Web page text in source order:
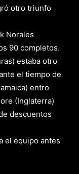
otro triunfo
Norales
90 completos.
estaba otro
el tiempo de
entro
(Inglaterra)
descuentos
el equipo antes